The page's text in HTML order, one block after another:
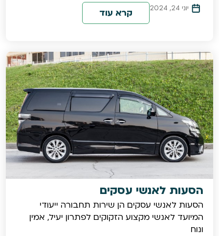
יוני 24, 2024 קרא עוד
הסעות לאנשי עסקים
הסעות לאנשי עסקים הן שירות תחבורה ייעודי
המיועד לאנשי מקצוע הזקוקים לפתרון יעיל, אמין
ונוח